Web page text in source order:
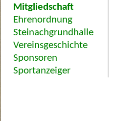
Mitgliedschaft
Ehrenordnung
Steinachgrundhalle
Vereinsgeschichte
Sponsoren
Sportanzeiger